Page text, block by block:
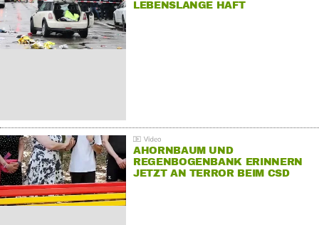
LEBENSLANGE HAFT
AHORNBAUM UND
REGENBOGENBANK ERINNERN
JETZT AN TERROR BEIM CSD